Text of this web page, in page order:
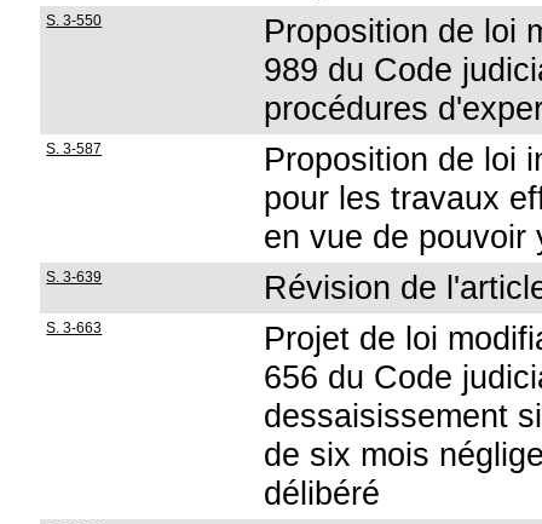
S. 3-550
Proposition de loi
989 du Code
procédures
S. 3-587
Proposition de loi
pour les travaux
en vue de pouvoir
S. 3-639 Révision de
S. 3-663
Projet de loi
656 du Code
dessaisissement
de six mois
délibéré